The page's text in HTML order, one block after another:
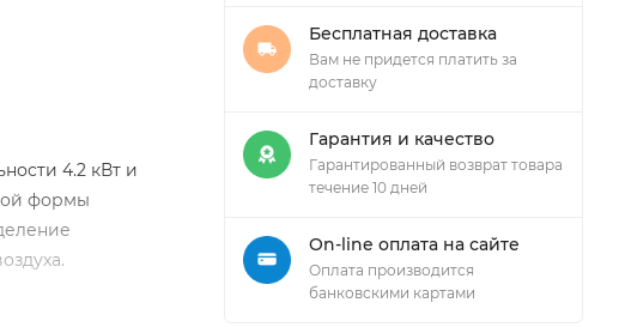
4.2 кВт и
формы
Бесплатная доставка
Вам не придется платить за
доставку
Гарантия и качество
Гарантированный возврат товара
течение 10 дней
On-line оплата на сайте
Оплата производится
банковскими картами